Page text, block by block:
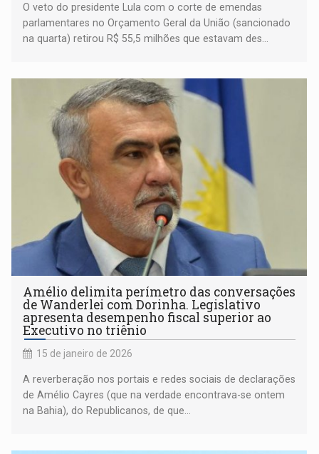
O veto do presidente Lula com o corte de emendas
parlamentares no Orçamento Geral da União (sancionado
na quarta) retirou R$ 55,5 milhões que estavam des...
Amélio delimita perímetro das conversações
de Wanderlei com Dorinha. Legislativo
apresenta desempenho fiscal superior ao
Executivo no triênio
15 de janeiro de 2026
A reverberação nos portais e redes sociais de declarações
de Amélio Cayres (que na verdade encontrava-se ontem
na Bahia), do Republicanos, de que...